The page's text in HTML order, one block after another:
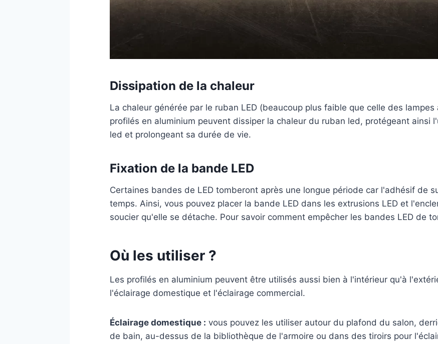
Dissipation de la chaleur
La chaleur générée par le ruban LED (beaucoup plus faible que celle des
profilés en aluminium peuvent dissiper la chaleur du ruban led, protégeant ainsi
led et prolongeant sa durée de vie.
Fixation de la bande LED
Certaines bandes de LED tomberont après une longue période car l'adhésif de
temps. Ainsi, vous pouvez placer la bande LED dans les extrusions LED et
soucier qu'elle se détache. Pour savoir comment empêcher les bandes LED de
Où les utiliser ?
Les profilés en aluminium peuvent être utilisés aussi bien à l'intérieur qu'à
l'éclairage domestique et l'éclairage commercial.
Éclairage domestique : vous pouvez les utiliser autour du plafond du salon,
de bain, au-dessus de la bibliothèque de l'armoire ou dans des tiroirs pour